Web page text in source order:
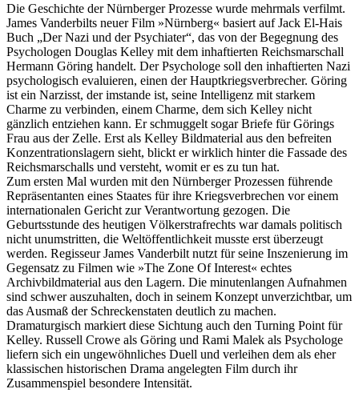
Die Geschichte der Nürnberger Prozesse wurde mehrmals verfilmt.
James Vanderbilts neuer Film »Nürnberg« basiert auf Jack El-Hais
Buch „Der Nazi und der Psychiater“, das von der Begegnung des
Psychologen Douglas Kelley mit dem inhaftierten Reichsmarschall
Hermann Göring handelt. Der Psychologe soll den inhaftierten Nazi
psychologisch evaluieren, einen der Hauptkriegsverbrecher. Göring
ist ein Narzisst, der imstande ist, seine Intelligenz mit starkem
Charme zu verbinden, einem Charme, dem sich Kelley nicht
gänzlich entziehen kann. Er schmuggelt sogar Briefe für Görings
Frau aus der Zelle. Erst als Kelley Bildmaterial aus den befreiten
Konzentrationslagern sieht, blickt er wirklich hinter die Fassade des
Reichsmarschalls und versteht, womit er es zu tun hat.
Zum ersten Mal wurden mit den Nürnberger Prozessen führende
Repräsentanten eines Staates für ihre Kriegsverbrechen vor einem
internationalen Gericht zur Verantwortung gezogen. Die
Geburtsstunde des heutigen Völkerstrafrechts war damals politisch
nicht unumstritten, die Weltöffentlichkeit musste erst überzeugt
werden. Regisseur James Vanderbilt nutzt für seine Inszenierung im
Gegensatz zu Filmen wie »The Zone Of Interest« echtes
Archivbildmaterial aus den Lagern. Die minutenlangen Aufnahmen
sind schwer auszuhalten, doch in seinem Konzept unverzichtbar, um
das Ausmaß der Schreckenstaten deutlich zu machen.
Dramaturgisch markiert diese Sichtung auch den Turning Point für
Kelley. Russell Crowe als Göring und Rami Malek als Psychologe
liefern sich ein ungewöhnliches Duell und verleihen dem als eher
klassischen historischen Drama angelegten Film durch ihr
Zusammenspiel besondere Intensität.